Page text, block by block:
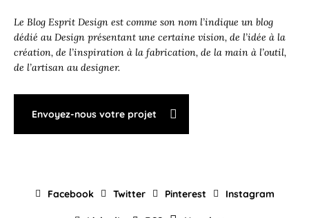
Le Blog Esprit Design est comme son nom l’indique un blog
dédié au Design présentant une certaine vision, de l’idée à la
création, de l’inspiration à la fabrication, de la main à l’outil,
de l’artisan au designer.
Envoyez-nous votre projet
Facebook Twitter Pinterest Instagram